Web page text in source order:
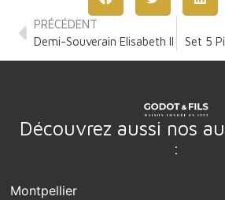
PRÉCÉDENT
Demi-Souverain Elisabeth II
Set 5
Découvrez aussi nos
:
Montpellier